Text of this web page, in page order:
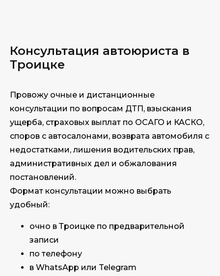
Консультация автоюриста в
Троицке
Провожу очные и дистанционные
консультации по вопросам ДТП, взыскания
ущерба, страховых выплат по ОСАГО и КАСКО,
споров с автосалонами, возврата автомобиля с
недостатками, лишения водительских прав,
административных дел и обжалования
постановлений.
Формат консультации можно выбрать
удобный:
очно в Троицке по предварительной
записи
по телефону
в WhatsApp или Telegram